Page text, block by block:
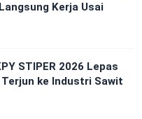
Kerja Usai
STIPER 2026 Lepas
ke Industri Sawit